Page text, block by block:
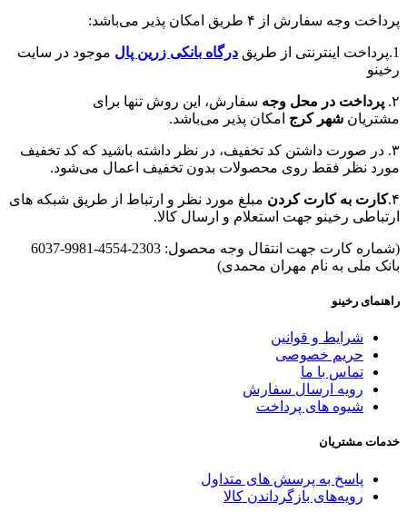
پرداخت وجه سفارش از ۴ طریق امکان پذیر می‌باشد:
1.پرداخت اینترنتی از طریق درگاه‌ بانکی زرین پال موجود در سایت
رخینو
۲. پرداخت در محل وجه سفارش، این روش تنها برای
مشتریان شهر کرج امکان پذیر می‌باشد.
۳. در صورت داشتن کد تخفیف، در نظر داشته باشید که کد تخفیف
مورد نظر فقط روی محصولات بدون تخفیف اعمال می‌شود.
۴. کارت به کارت کردن مبلغ مورد نظر و ارتباط از طریق شبکه های
ارتباطی رخینو جهت استعلام و ارسال کالا.
(شماره کارت جهت انتقال وجه محصول: 2303-4554-9981-6037
بانک ملی به نام مهران محمدی)
راهنمای رخینو
شرایط و قوانین
حریم خصوصی
تماس با ما
رویه ارسال سفارش
شیوه های پرداخت
خدمات مشتریان
پاسخ به پرسش های متداول
رویه‌های بازگرداندن کالا